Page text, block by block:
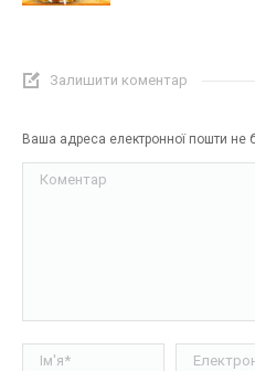
Залишити коментар
Ваша адреса електронної пошти не
Коментар
Ім'я *